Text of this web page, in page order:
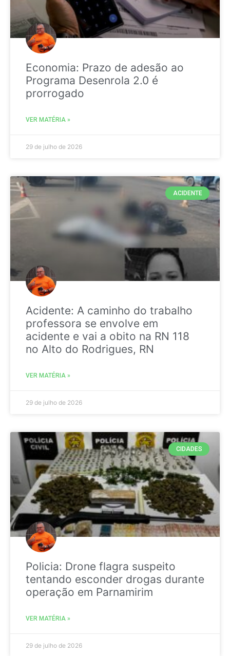
Economia: Prazo de adesão ao
Programa Desenrola 2.0 é
prorrogado
VER MATÉRIA »
29 de julho de 2026
ACIDENTE
Acidente: A caminho do trabalho
professora se envolve em
acidente e vai a obito na RN 118
no Alto do Rodrigues, RN
VER MATÉRIA »
29 de julho de 2026
CIDADES
Policia: Drone flagra suspeito
tentando esconder drogas durante
operação em Parnamirim
VER MATÉRIA »
29 de julho de 2026